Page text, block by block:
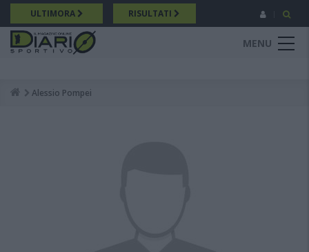
Salta
al
contenuto
principale
ULTIMORA RISULTATI
MENU
Breadcrumb
Alessio Pompei